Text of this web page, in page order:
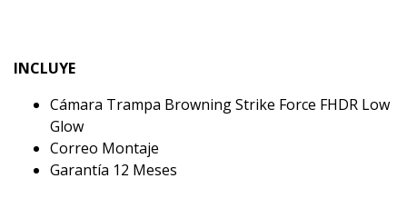
INCLUYE
Cámara Trampa Browning Strike Force FHDR Low
Glow
Correo Montaje
Garantía 12 Meses